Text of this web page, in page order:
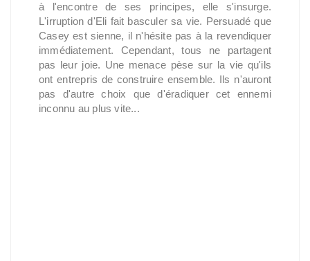
à l'encontre de ses principes, elle s'insurge.
L'irruption d'Eli fait basculer sa vie. Persuadé que
Casey est sienne, il n'hésite pas à la revendiquer
immédiatement. Cependant, tous ne partagent
pas leur joie. Une menace pèse sur la vie qu'ils
ont entrepris de construire ensemble. Ils n'auront
pas d'autre choix que d'éradiquer cet ennemi
inconnu au plus vite...